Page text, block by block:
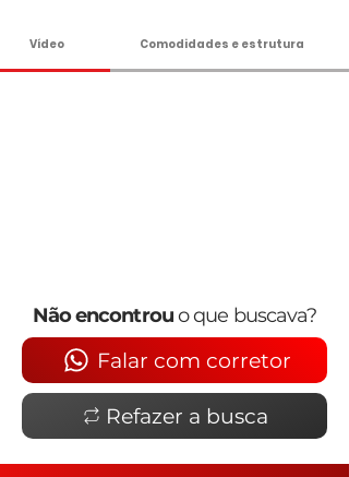
Vídeo Comodidades e estrutura
Não encontrouo que buscava?
Falar com corretor
Refazer a busca